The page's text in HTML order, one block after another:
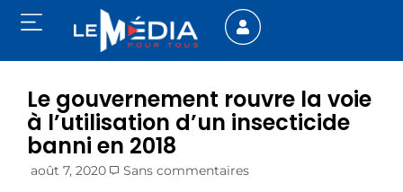
Le gouvernement rouvre la voie
à l’utilisation d’un insecticide
banni en 2018
août 7, 2020 Sans commentaires